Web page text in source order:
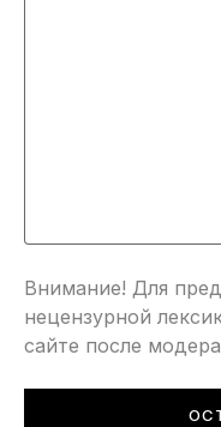
Внимание! Для
нецензурной
сайте после